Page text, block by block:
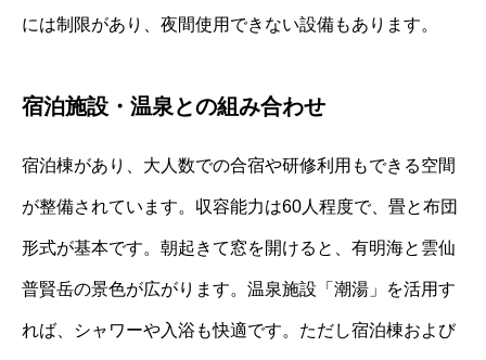
には制限があり、夜間使用できない設備もあります。
宿泊施設・温泉との組み合わせ
宿泊棟があり、大人数での合宿や研修利用もできる空間
が整備されています。収容能力は60人程度で、畳と布団
形式が基本です。朝起きて窓を開けると、有明海と雲仙
普賢岳の景色が広がります。温泉施設「潮湯」を活用す
れば、シャワーや入浴も快適です。ただし宿泊棟および